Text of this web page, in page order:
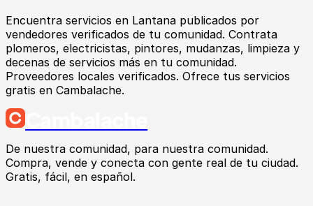
Encuentra servicios en Lantana publicados por
vendedores verificados de tu comunidad. Contrata
plomeros, electricistas, pintores, mudanzas, limpieza y
decenas de servicios más en tu comunidad.
Proveedores locales verificados. Ofrece tus servicios
gratis en Cambalache.
De nuestra comunidad, para nuestra comunidad.
Compra, vende y conecta con gente real de tu ciudad.
Gratis, fácil, en español.